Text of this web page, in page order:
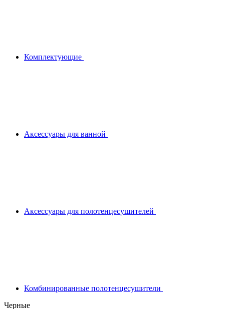
Комплектующие
Аксессуары для ванной
Аксессуары для полотенцесушителей
Комбинированные полотенцесушители
Черные